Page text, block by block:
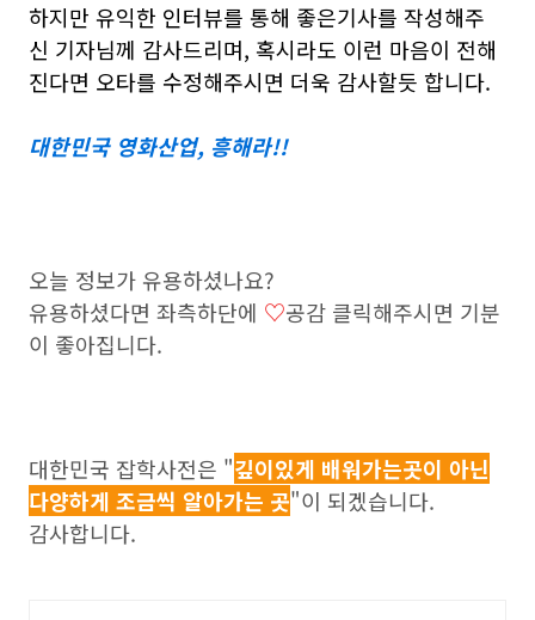
하지만 유익한 인터뷰를 통해 좋은기사를 작성해주
신 기자님께 감사드리며, 혹시라도 이런 마음이 전해
진다면 오타를 수정해주시면 더욱 감사할듯 합니다.
대한민국 영화산업, 흥해라!!
오늘 정보가 유용하셨나요?
유용하셨다면 좌측하단에 ♡공감 클릭해주시면 기분
이 좋아집니다.
대한민국 잡학사전은 "깊이있게 배워가는곳이 아닌
다양하게 조금씩 알아가는 곳"이 되겠습니다.
감사합니다.